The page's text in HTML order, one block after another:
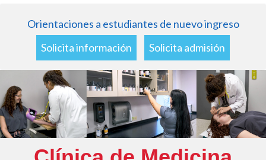
Orientaciones a estudiantes de nuevo ingreso
Solicita información
Solicita admisión